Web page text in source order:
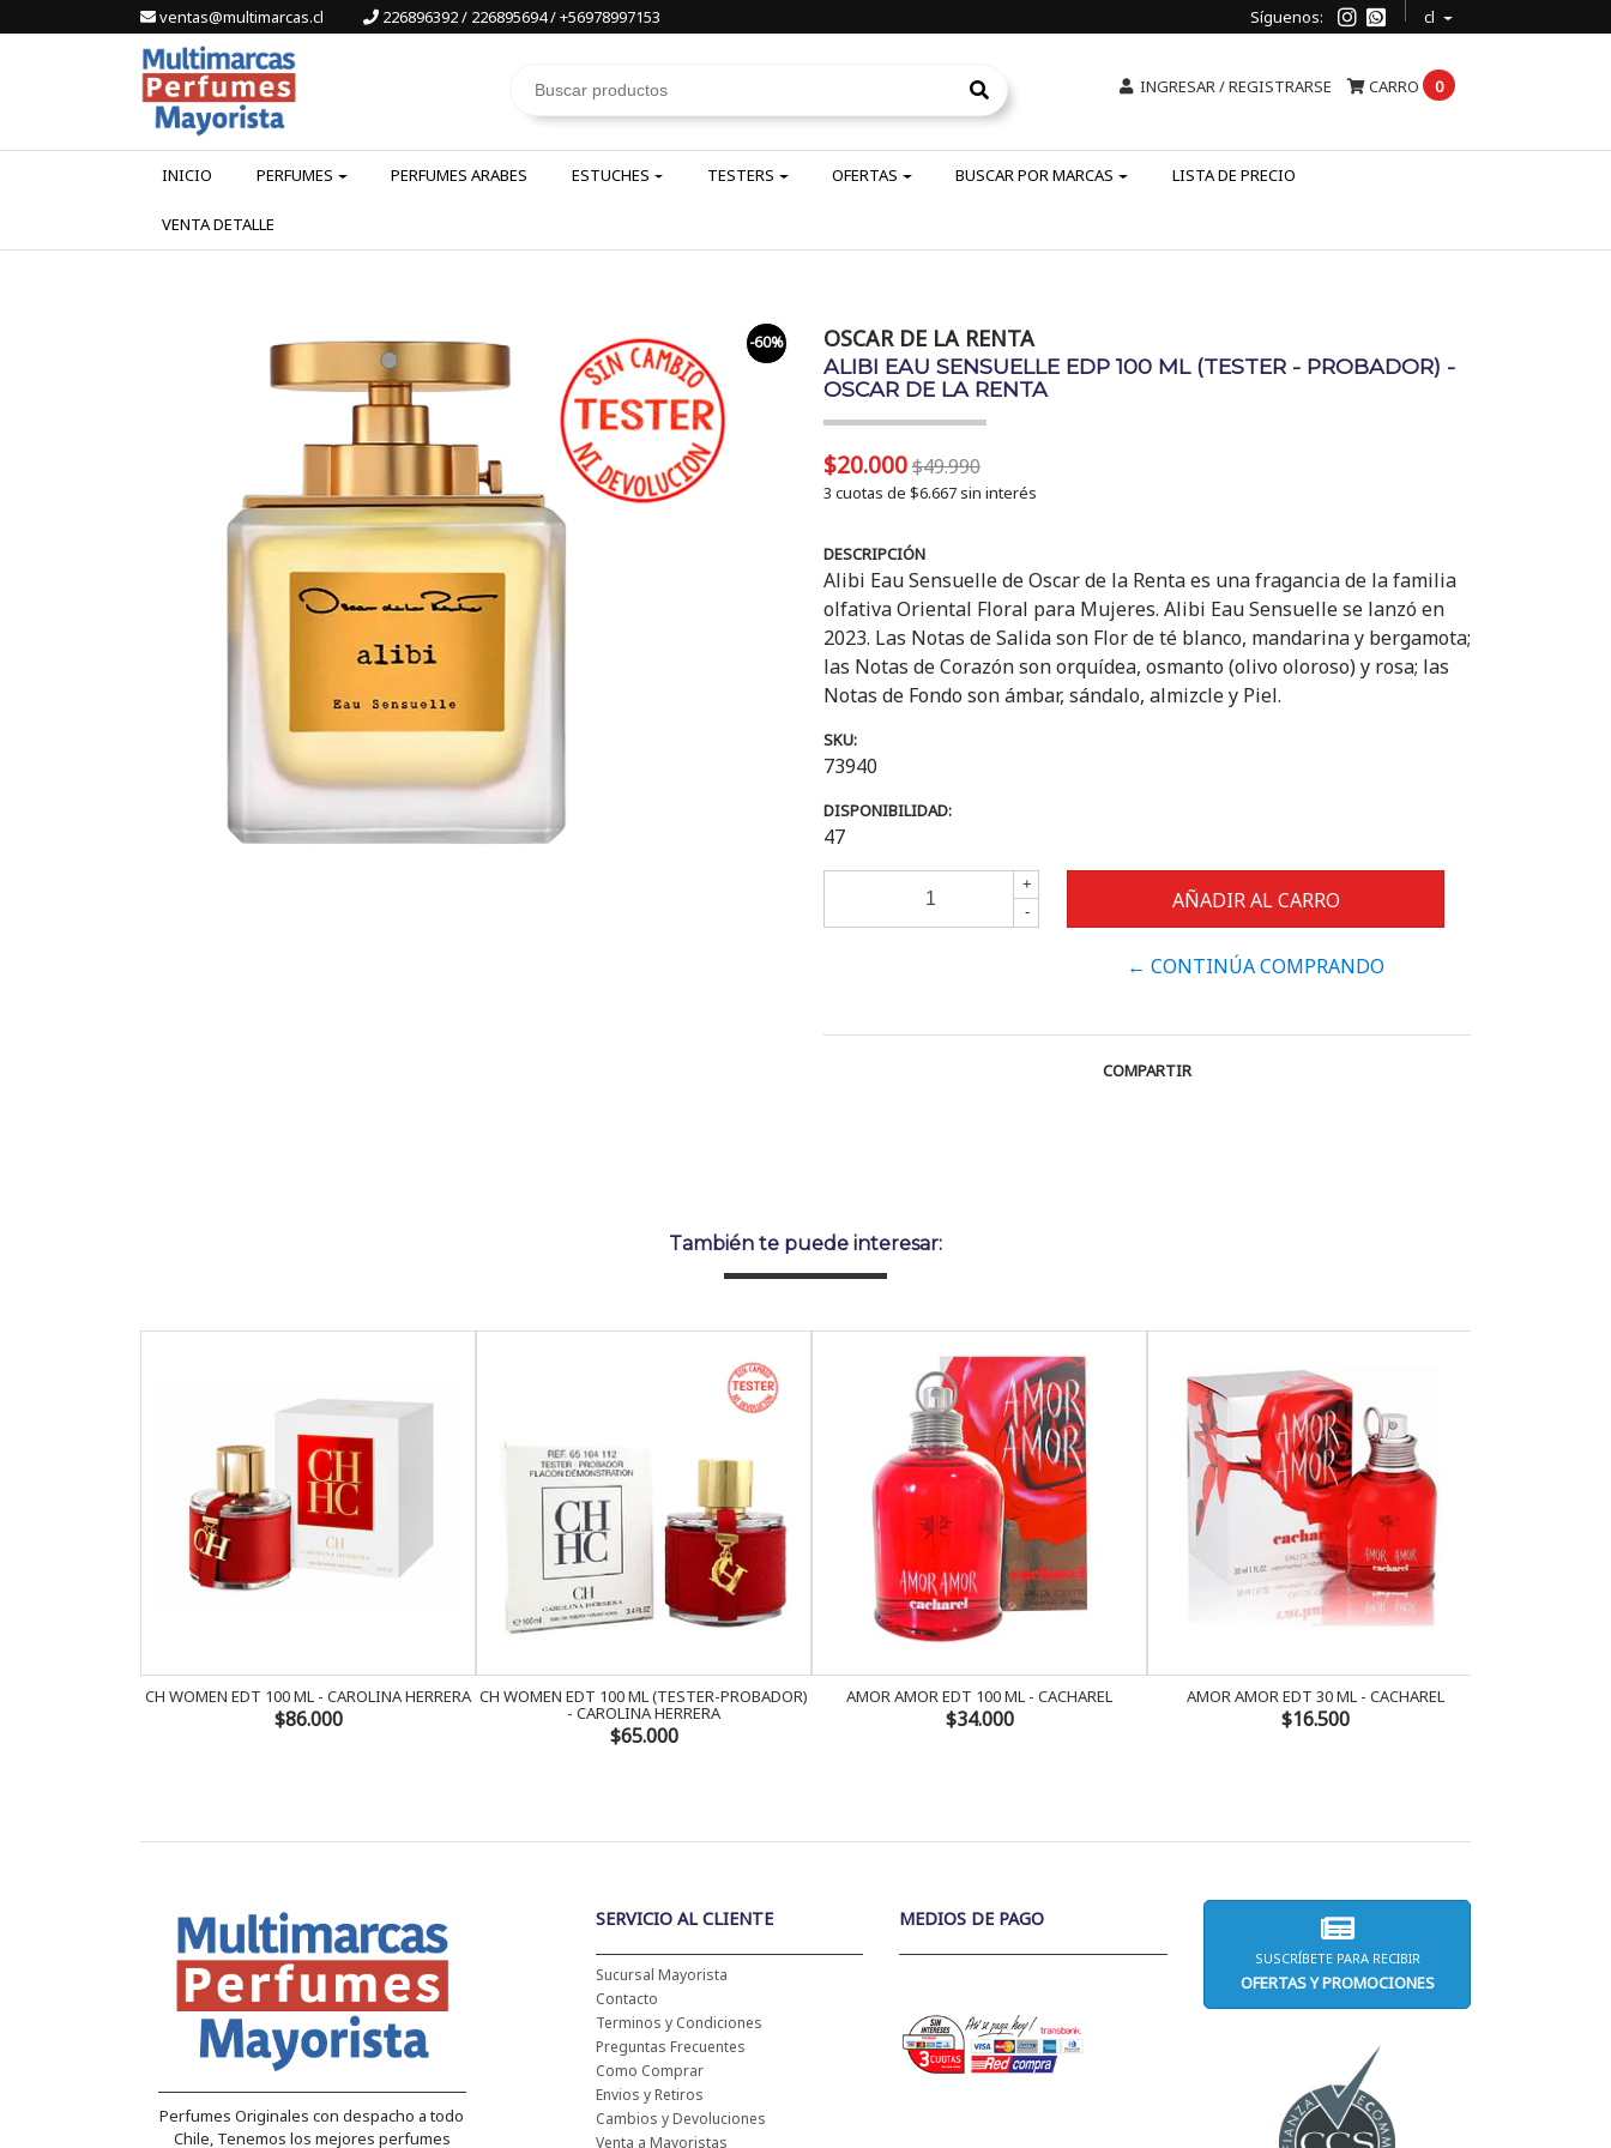
ventas@multimarcas.cl 226896392 / 226895694 / +56978997153 Síguenos: cl
CARRO 0
INGRESAR / REGISTRARSE
INICIO PERFUMES PERFUMES ARABES ESTUCHES TESTERS OFERTAS BUSCAR POR MARCAS LISTA DE PRECIO
VENTA DETALLE
-60% OSCAR DE LA RENTA
ALIBI EAU SENSUELLE EDP 100 ML (TESTER - PROBADOR) -
OSCAR DE LA RENTA
$20.000$49.990
3 cuotas de $6.667sin interés
DESCRIPCIÓN
Alibi Eau Sensuelle de Oscar de la Renta es una fragancia de la familia
olfativa Oriental Floral para Mujeres. Alibi Eau Sensuelle se lanzó en
2023. Las Notas de Salida son Flor de té blanco, mandarina y bergamota;
las Notas de Corazón son orquídea, osmanto (olivo oloroso) y rosa; las
Notas de Fondo son ámbar, sándalo, almizcle y Piel.
SKU:
73940
DISPONIBILIDAD:
47
+
-
← CONTINÚA COMPRANDO
COMPARTIR
También te puede interesar:
CH WOMEN EDT 100 ML - CAROLINA HERRERA
$86.000
CH WOMEN EDT 100 ML (TESTER-PROBADOR)
- CAROLINA HERRERA
$65.000
AMOR AMOR EDT 100 ML - CACHAREL
$34.000
AMOR AMOR EDT 30 ML - CACHAREL
$16.500
Perfumes Originales con despacho a todo
Chile, Tenemos los mejores perfumes
SERVICIO AL CLIENTE
Sucursal Mayorista
Contacto
Terminos y Condiciones
Preguntas Frecuentes
Como Comprar
Envios y Retiros
Cambios y Devoluciones
Venta a Mayoristas
MEDIOS DE PAGO
SUSCRÍBETE PARA RECIBIR
OFERTAS Y PROMOCIONES